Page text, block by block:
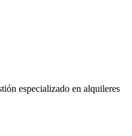
especializado en alquileres